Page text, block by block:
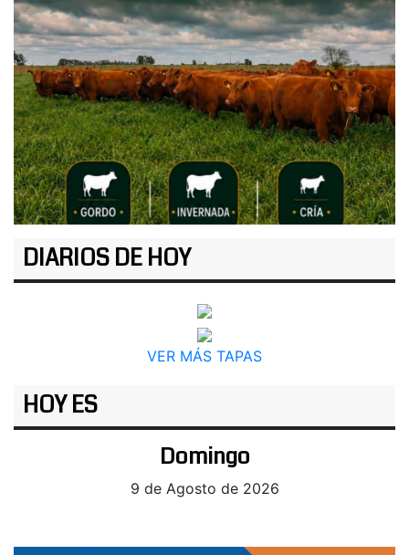
DIARIOS DE HOY
VER MÁS TAPAS
HOY ES
Domingo
9 de Agosto de 2026